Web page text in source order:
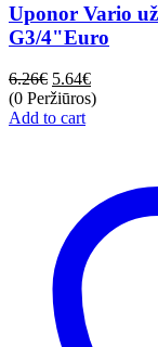
Uponor Vario
G3/4"Euro
6.26€ 5.64€
(0 Peržiūros)
Add to cart